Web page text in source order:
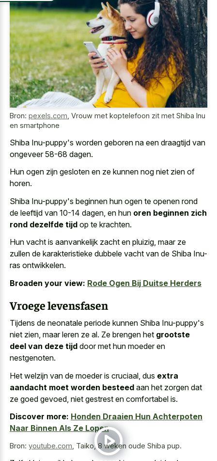
Bron: pexels.com Vrouw met koptelefoon zit met Shiba Inu
en smartphone
Shiba Inu-puppy's worden geboren na een draagtijd van
ongeveer 58-68 dagen.
Hun ogen zijn gesloten en ze kunnen nog niet zien of
horen.
Shiba Inu-puppy's beginnen hun ogen te openen rond
de leeftijd van 10-14 dagen, en hun oren beginnen zich
rond dezelfde tijd op te krachten.
Hun vacht is aanvankelijk zacht en pluizig, maar ze
zullen de karakteristieke dubbele vacht van de Shiba Inu-
ras ontwikkelen.
Broaden your view: Rode Ogen Bij Duitse Herders
Vroege levensfasen
Tijdens de neonatale periode kunnen Shiba Inu-puppy's
niet zien, maar leren ze al. Ze brengen het grootste
deel van deze tijd door met hun moeder en
nestgenoten.
Het welzijn van de moeder is cruciaal, dus extra
aandacht moet worden besteed aan het zorgen dat
ze goed gevoed, niet gestrest en comfortabel is.
Discover more: Honden Draaien Hun Achterpoten
Naar Binnen Als Ze Lopen
Bron: youtube.com Taiko, 8 weken oude Shiba pup.